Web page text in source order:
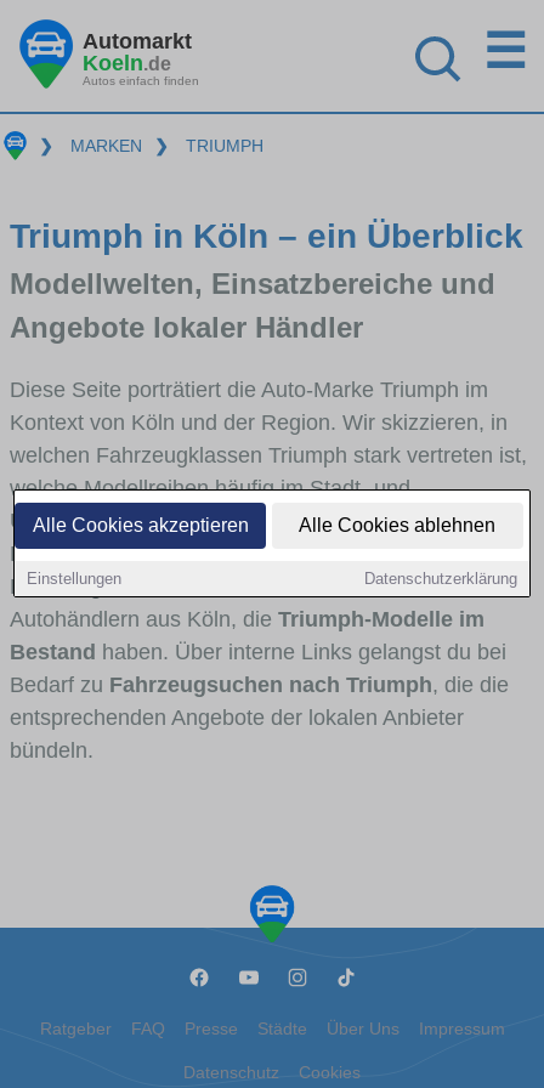
Alle Cookies akzeptieren Alle Cookies ablehnen
Einstellungen Datenschutzerklärung
Automarkt
Koeln.de
Autos einfach finden
☰
❯ MARKEN ❯ TRIUMPH
Triumph in Köln – ein Überblick
Modellwelten, Einsatzbereiche und
Angebote lokaler Händler
Diese Seite porträtiert die Auto-Marke Triumph im
Kontext von Köln und der Region. Wir skizzieren, in
welchen Fahrzeugklassen Triumph stark vertreten ist,
welche Modellreihen häufig im Stadt- und
Umlandverkehr zu sehen sind und für welche
Fahrertypen die Marke interessant ist. Viele
Fahrzeuge stammen von Autohäusern und
Autohändlern aus Köln, die Triumph-Modelle im
Bestand haben. Über interne Links gelangst du bei
Bedarf zu Fahrzeugsuchen nach Triumph, die die
entsprechenden Angebote der lokalen Anbieter
bündeln.
Ratgeber FAQ Presse Städte Über Uns Impressum
Datenschutz Cookies